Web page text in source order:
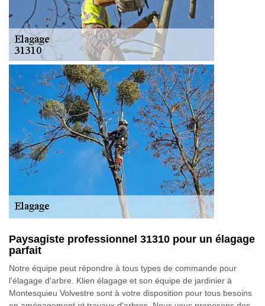
Paysagiste professionnel 31310 pour un élagage
parfait
Notre équipe peut répondre à tous types de commande pour
l'élagage d'arbre. Klien élagage et son équipe de jardinier à
Montesquieu Volvestre sont à votre disposition pour tous besoins